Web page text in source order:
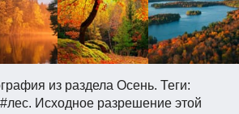
из раздела Осень. Теги:
Исходное разрешение этой